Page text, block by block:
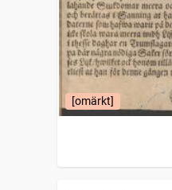
[omärkt]